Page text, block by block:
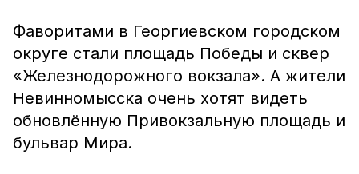
Фаворитами в Георгиевском городском
округе стали площадь Победы и сквер
«Железнодорожного вокзала». А жители
Невинномысска очень хотят видеть
обновлённую Привокзальную площадь и
бульвар Мира.